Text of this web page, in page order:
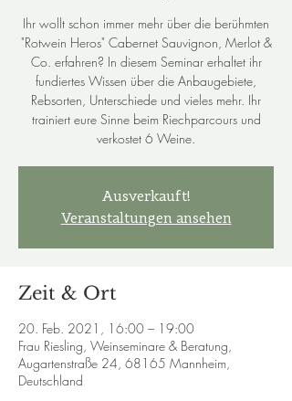
Ihr wollt schon immer mehr über die berühmten
"Rotwein Heros" Cabernet Sauvignon, Merlot &
Co. erfahren? In diesem Seminar erhaltet ihr
fundiertes Wissen über die Anbaugebiete,
Rebsorten, Unterschiede und vieles mehr. Ihr
trainiert eure Sinne beim Riechparcours und
verkostet 6 Weine.
Ausverkauft!
Veranstaltungen ansehen
Zeit & Ort
20. Feb. 2021, 16:00 – 19:00
Frau Riesling, Weinseminare & Beratung,
Augartenstraße 24, 68165 Mannheim,
Deutschland